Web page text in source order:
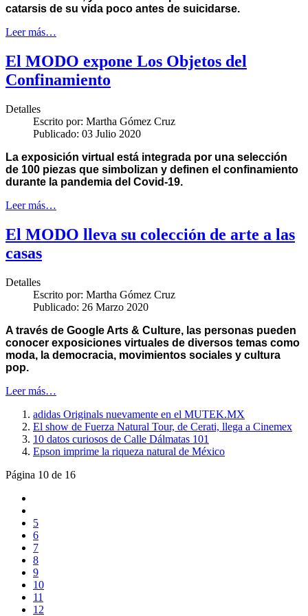
catarsis de su vida poco antes de suicidarse.
Leer más…
El MODO expone Los Objetos del
Confinamiento
Detalles
Escrito por: Martha Gómez Cruz
Publicado: 03 Julio 2020
La exposición virtual está integrada por una selección
de 100 piezas que simbolizan y definen el confinamiento
durante la pandemia del Covid-19.
Leer más…
El MODO lleva su colección de arte a las
casas
Detalles
Escrito por: Martha Gómez Cruz
Publicado: 26 Marzo 2020
A través de Google Arts & Culture, las personas pueden
conocer exposiciones virtuales de diversos temas como
moda, la democracia, movimientos sociales y cultura
pop.
Leer más…
adidas Originals nuevamente en el MUTEK.MX
El show de Fuerza Natural Tour, de Cerati, llega a Cinemex
10 datos curiosos de Calle Dálmatas 101
Epson imprime la riqueza natural de México
Página 10 de 16
5
6
7
8
9
10
11
12